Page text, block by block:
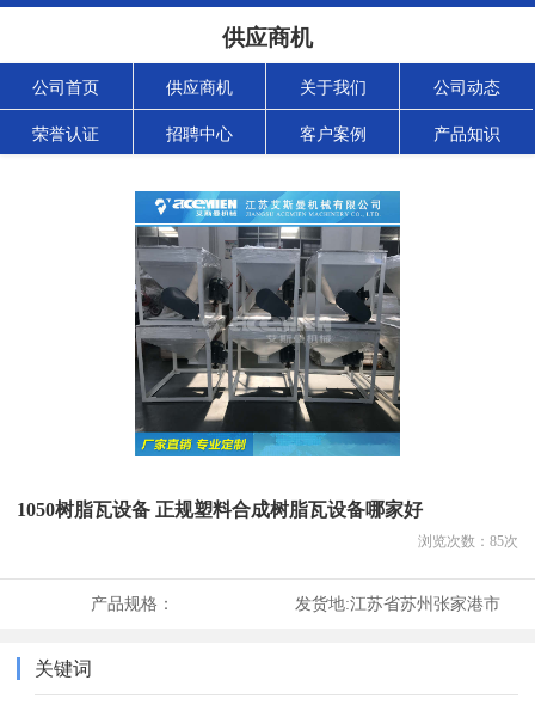
供应商机
公司首页 供应商机 关于我们 公司动态
荣誉认证 招聘中心 客户案例 产品知识
1050树脂瓦设备 正规塑料合成树脂瓦设备哪家好
浏览次数： 85次
产品规格： 发货地:江苏省苏州张家港市
关键词